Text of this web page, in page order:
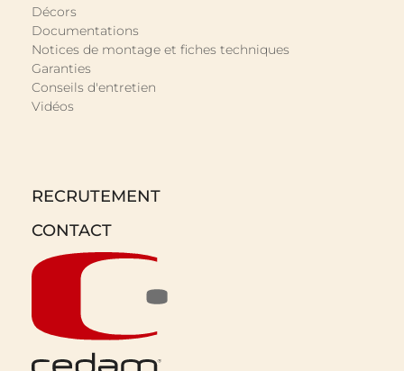
Décors
Documentations
Notices de montage et fiches techniques
Garanties
Conseils d'entretien
Vidéos
RECRUTEMENT
CONTACT